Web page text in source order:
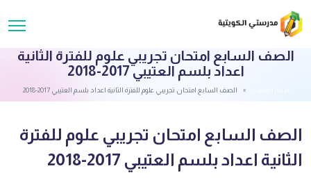
الصف السابع امتحان تجريبي علوم للفترة الثانية
اعداد بلسم العتيبي 2017-2018
الصف السابع امتحان تجريبي علوم للفترة الثانية اعداد بلسم العتيبي 2017-2018
الصف السابع امتحان تجريبي علوم للفترة
الثانية اعداد بلسم العتيبي 2017-2018